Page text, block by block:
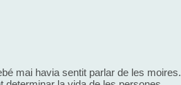
mai havia sentit parlar de les moires.